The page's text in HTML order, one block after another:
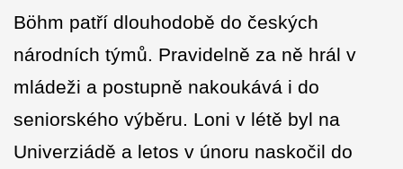
Böhm patří dlouhodobě do českých
národních týmů. Pravidelně za ně hrál v
mládeži a postupně nakoukává i do
seniorského výběru. Loni v létě byl na
Univerziádě a letos v únoru naskočil do